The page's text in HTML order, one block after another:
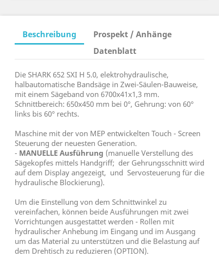
Beschreibung
Prospekt / Anhänge
Datenblatt
Die SHARK 652 SXI H 5.0, elektrohydraulische,
halbautomatische Bandsäge in Zwei-Säulen-Bauweise,
mit einem Sägeband von 6700x41x1,3 mm.
Schnittbereich: 650x450 mm bei 0°, Gehrung: von 60°
links bis 60° rechts.
Maschine mit der von MEP entwickelten Touch - Screen
Steuerung der neuesten Generation.
- MANUELLE Ausführung (manuelle Verstellung des
Sägekopfes mittels Handgriff; der Gehrungsschnitt wird
auf dem Display angezeigt, und Servosteuerung für die
hydraulische Blockierung).
Um die Einstellung von dem Schnittwinkel zu
vereinfachen, können beide Ausführungen mit zwei
Vorrichtungen ausgestattet werden - Rollen mit
hydraulischer Anhebung im Eingang und im Ausgang
um das Material zu unterstützen und die Belastung auf
dem Drehtisch zu reduzieren (OPTION).